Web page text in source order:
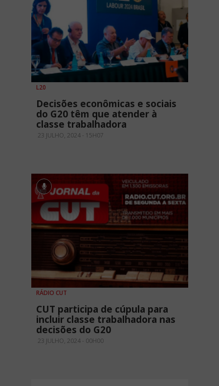
L20
Decisões econômicas e sociais
do G20 têm que atender à
classe trabalhadora
23 JULHO, 2024 - 15H07
RÁDIO CUT
CUT participa de cúpula para
incluir classe trabalhadora nas
decisões do G20
23 JULHO, 2024 - 00H00